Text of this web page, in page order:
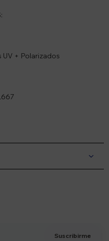
+ Polarizados
Suscribirme